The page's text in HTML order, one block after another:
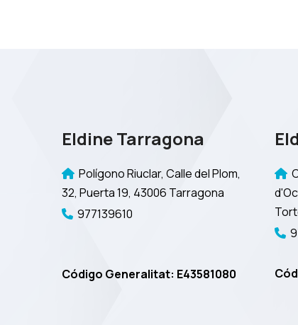
Eldine Tarragona
Polígono Riuclar, Calle del Plom,
32, Puerta 19, 43006 Tarragona
977139610
Código Generalitat: E43581080